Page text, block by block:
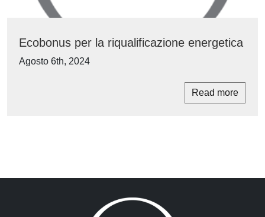
Ecobonus per la riqualificazione energetica
Agosto 6th, 2024
Read more